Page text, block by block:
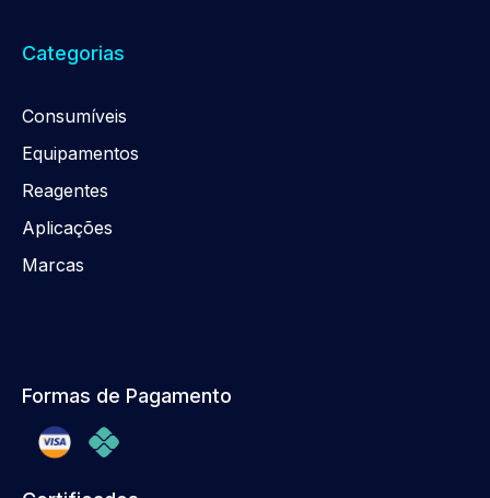
Categorias
Consumíveis
Equipamentos
Reagentes
Aplicações
Marcas
Formas de Pagamento